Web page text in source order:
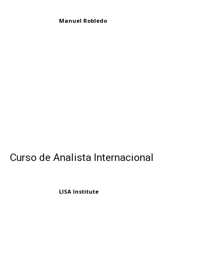
Manuel Robledo
Curso de Analista Internacional
LISA Institute